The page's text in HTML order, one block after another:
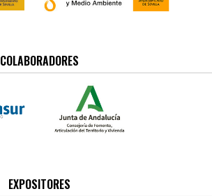
COLABORADORES
EXPOSITORES